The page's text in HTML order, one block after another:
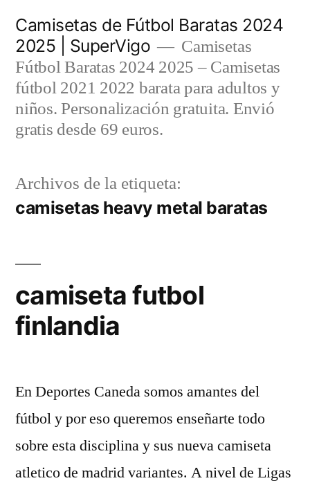
contenido
Camisetas de Fútbol Baratas 2024
2025 | SuperVigo
Camisetas
Fútbol Baratas 2024 2025 – Camisetas
fútbol 2021 2022 barata para adultos y
niños. Personalización gratuita. Envió
gratis desde 69 euros.
Archivos de la etiqueta:
camisetas heavy metal baratas
camiseta futbol
finlandia
En Deportes Caneda somos amantes del
fútbol y por eso queremos enseñarte todo
sobre esta disciplina y sus nueva camiseta
atletico de madrid variantes. A nivel de Ligas